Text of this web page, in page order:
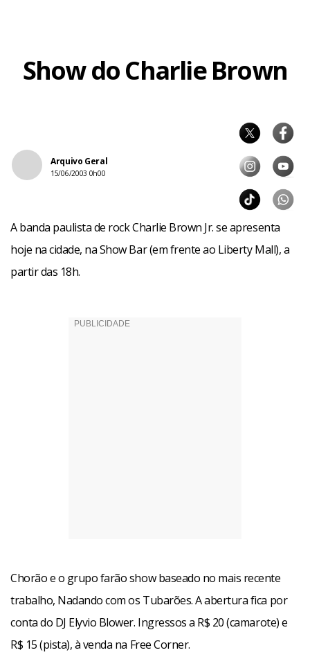
Show do Charlie Brown
Arquivo Geral
15/06/2003 0h00
A banda paulista de rock Charlie Brown Jr. se apresenta
hoje na cidade, na Show Bar (em frente ao Liberty Mall), a
partir das 18h.
Chorão e o grupo farão show baseado no mais recente
trabalho, Nadando com os Tubarões. A abertura fica por
conta do DJ Elyvio Blower. Ingressos a R$ 20 (camarote) e
R$ 15 (pista), à venda na Free Corner.